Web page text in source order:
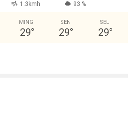
1.3kmh 93 %
MING
29°
SEN
29°
SEL
29°